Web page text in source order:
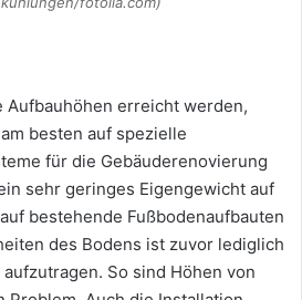
Aufbauhöhen erreicht werden,
besten auf spezielle
für die Gebäuderenovierung
sehr geringes Eigengewicht auf
bestehende Fußbodenaufbauten
des Bodens ist zuvor lediglich
So sind Höhen von